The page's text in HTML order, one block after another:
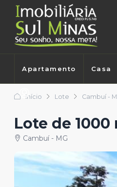
Apartamento Casa
Início Lote Cambuí -
Lote de 1000
Cambuí - MG